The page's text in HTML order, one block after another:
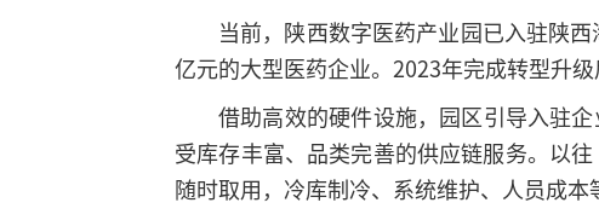
当前，陕西数字医药产业园已入驻陕
亿元的大型医药企业。2023年完成转型升
借助高效的硬件设施，园区引导入驻
受库存丰富、品类完善的供应链服务。以
随时取用，冷库制冷、系统维护、人员成